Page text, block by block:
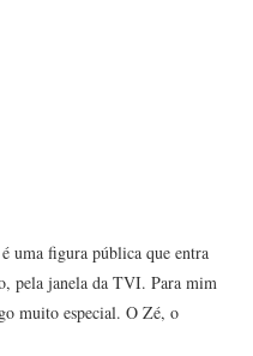
uma figura pública que entra
pela janela da TVI. Para mim
muito especial. O Zé, o